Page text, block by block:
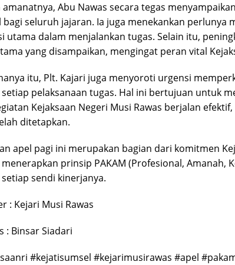
amanatnya, Abu Nawas secara tegas
bagi seluruh jajaran. Ia juga menekankan perlunya
utama dalam menjalankan tugas. Selain itu,
yang disampaikan, mengingat peran vital
itu, Plt. Kajari juga menyoroti urgensi
pelaksanaan tugas. Hal ini bertujuan untuk
Kejaksaan Negeri Musi Rawas berjalan
ditetapkan.
apel pagi ini merupakan bagian dari komitmen
prinsip PAKAM (Profesional, Amanah,
sendi kinerjanya.
: Kejari Musi Rawas
: Binsar Siadari
#kejatisumsel #kejarimusirawas #apel